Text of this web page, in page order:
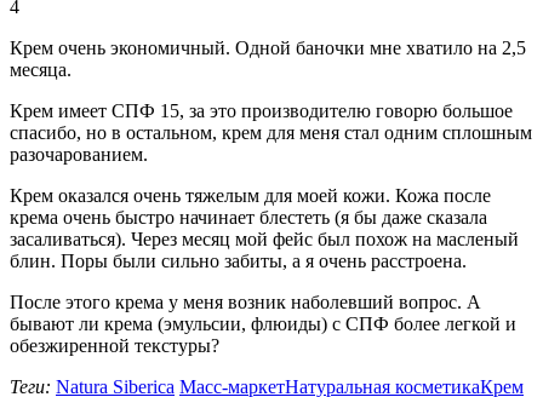
Крем очень экономичный. Одной баночки мне хватило на 2,5
месяца.
Крем имеет СПФ 15, за это производителю говорю большое
спасибо, но в остальном, крем для меня стал одним сплошным
разочарованием.
Крем оказался очень тяжелым для моей кожи. Кожа после
крема очень быстро начинает блестеть (я бы даже сказала
засаливаться). Через месяц мой фейс был похож на масленый
блин. Поры были сильно забиты, а я очень расстроена.
После этого крема у меня возник наболевший вопрос. А
бывают ли крема (эмульсии, флюиды) с СПФ более легкой и
обезжиренной текстуры?
Теги: Natura Siberica Масс-маркетНатуральная косметикаКрем